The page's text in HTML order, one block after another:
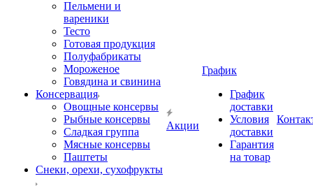
Пельмени и
вареники
Тесто
Готовая продукция
Полуфабрикаты
Мороженое
Говядина и свинина
Консервация
Овощные консервы
Рыбные консервы
Сладкая группа
Мясные консервы
Паштеты
Снеки, орехи, сухофрукты
Акции
График
График
доставки
Условия
доставки
Гарантия
на товар